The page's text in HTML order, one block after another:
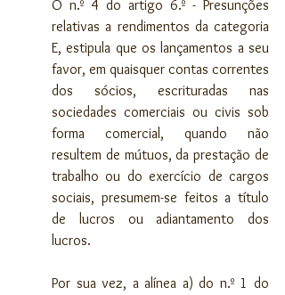
O n.º 4 do artigo 6.º - Presunções
relativas a rendimentos da categoria
E, estipula que os lançamentos a seu
favor, em quaisquer contas correntes
dos sócios, escrituradas nas
sociedades comerciais ou civis sob
forma comercial, quando não
resultem de mútuos, da prestação de
trabalho ou do exercício de cargos
sociais, presumem-se feitos a título
de lucros ou adiantamento dos
lucros.
Por sua vez, a alínea a) do n.º 1 do